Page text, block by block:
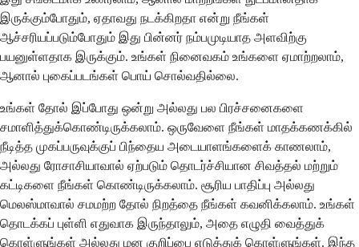
இருக்கும்போதும், ஏதாவது நடக்கிறதா என்று நீங்கள்
ஆச்சரியப்படும்போதும் இது பின்னர் நம்பமுடியாத அளவிற்கு
பயனுள்ளதாக இருக்கும். உங்கள் நினைவகம் உங்களை ஏமாற்றலாம்,
ஆனால் புகைப்படங்கள் பொய் சொல்வதில்லை.
உங்கள் தோல் இப்போது ஒன்று அல்லது பல பிரச்சனைகளை
சமாளித்துக்கொண்டிருக்கலாம். ஒருவேளை நீங்கள் மாதக்கணக்கில்
நீடித்த முகப்பருவுக்குப் பிந்தைய அடையாளங்களைக் காணலாம்,
அல்லது ரோசாசியாவால் ஏற்படும் தொடர்ச்சியான சிவத்தல் மற்றும்
கட்டிகளை நீங்கள் கொண்டிருக்கலாம். சூரிய பாதிப்பு அல்லது
மெலஸ்மாவால் சமமற்ற தோல் நிறத்தை நீங்கள் கவனிக்கலாம். உங்கள்
தொடக்கப் புள்ளி எதுவாக இருந்தாலும், அதை எழுதி வைத்துக்
கொள்ளுங்கள் அல்லது மன குறிப்பை எடுத்துக் கொள்ளுங்கள். இந்த